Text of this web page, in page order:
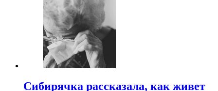
Сибирячка рассказала, как живет